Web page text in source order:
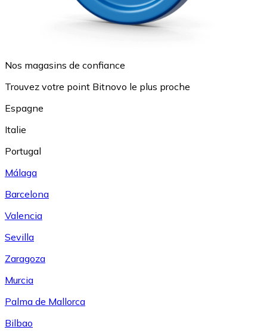
Nos magasins de confiance
Trouvez votre point Bitnovo le plus proche
Espagne
Italie
Portugal
Málaga
Barcelona
Valencia
Sevilla
Zaragoza
Murcia
Palma de Mallorca
Bilbao